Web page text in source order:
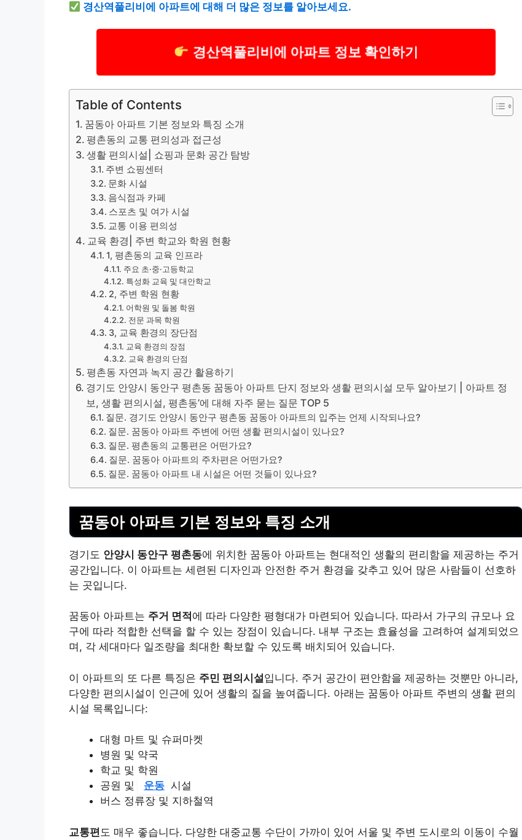
경산역풀리비에 아파트에 대해 더 많은 정보를 알아보세요.
경산역풀리비에 아파트 정보 확인하기
Table of Contents
꿈동아 아파트 기본 정보와 특징 소개
평촌동의 교통 편의성과 접근성
생활 편의시설| 쇼핑과 문화 공간 탐방
주변 쇼핑센터
문화 시설
음식점과 카페
스포츠 및 여가 시설
교통 이용 편의성
교육 환경| 주변 학교와 학원 현황
1, 평촌동의 교육 인프라
주요 초·중·고등학교
특성화 교육 및 대안학교
2, 주변 학원 현황
어학원 및 돌봄 학원
전문 과목 학원
3, 교육 환경의 장단점
교육 환경의 장점
교육 환경의 단점
평촌동 자연과 녹지 공간 활용하기
경기도 안양시 동안구 평촌동 꿈동아 아파트 단지 정보와 생활 편의시설 모두 알아보기 | 아파트 정
보, 생활 편의시설, 평촌동’에 대해 자주 묻는 질문 TOP 5
질문. 경기도 안양시 동안구 평촌동 꿈동아 아파트의 입주는 언제 시작되나요?
질문. 꿈동아 아파트 주변에 어떤 생활 편의시설이 있나요?
질문. 평촌동의 교통편은 어떤가요?
질문. 꿈동아 아파트의 주차편은 어떤가요?
질문. 꿈동아 아파트 내 시설은 어떤 것들이 있나요?
꿈동아 아파트 기본 정보와 특징 소개
경기도 안양시 동안구 평촌동에 위치한 꿈동아 아파트는 현대적인 생활의 편리함을 제공하는 주거
공간입니다. 이 아파트는 세련된 디자인과 안전한 주거 환경을 갖추고 있어 많은 사람들이 선호하
는 곳입니다.
꿈동아 아파트는 주거 면적 에 따라 다양한 평형대가 마련되어 있습니다. 따라서 가구의 규모나 요
구에 따라 적합한 선택을 할 수 있는 장점이 있습니다. 내부 구조는 효율성을 고려하여 설계되었으
며, 각 세대마다 일조량을 최대한 확보할 수 있도록 배치되어 있습니다.
이 아파트의 또 다른 특징은 주민 편의시설입니다. 주거 공간이 편안함을 제공하는 것뿐만 아니라,
다양한 편의시설이 인근에 있어 생활의 질을 높여줍니다. 아래는 꿈동아 아파트 주변의 생활 편의
시설 목록입니다:
대형 마트 및 슈퍼마켓
병원 및 약국
학교 및 학원
공원 및
운동 시설
버스 정류장 및 지하철역
교통편 도 매우 좋습니다. 다양한 대중교통 수단이 가까이 있어 서울 및 주변 도시로의 이동이 수월